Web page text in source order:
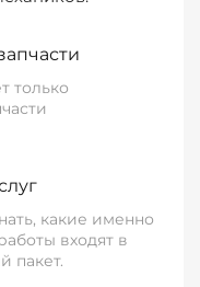
только
какие именно
входят в
пакет.